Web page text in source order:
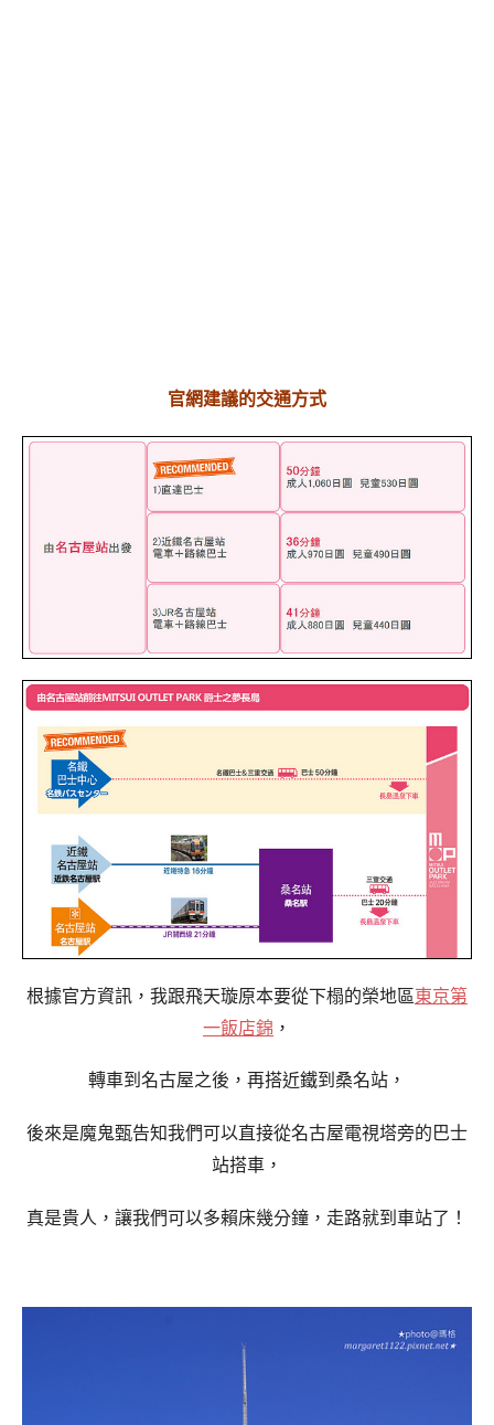
官網建議的交通方式
根據官方資訊，我跟飛天璇原本要從下榻的榮地區東京第
一飯店錦 ，
轉車到名古屋之後，再搭近鐵到桑名站，
後來是魔鬼甄告知我們可以直接從名古屋電視塔旁的巴士
站搭車，
真是貴人，讓我們可以多賴床幾分鐘，走路就到車站了！